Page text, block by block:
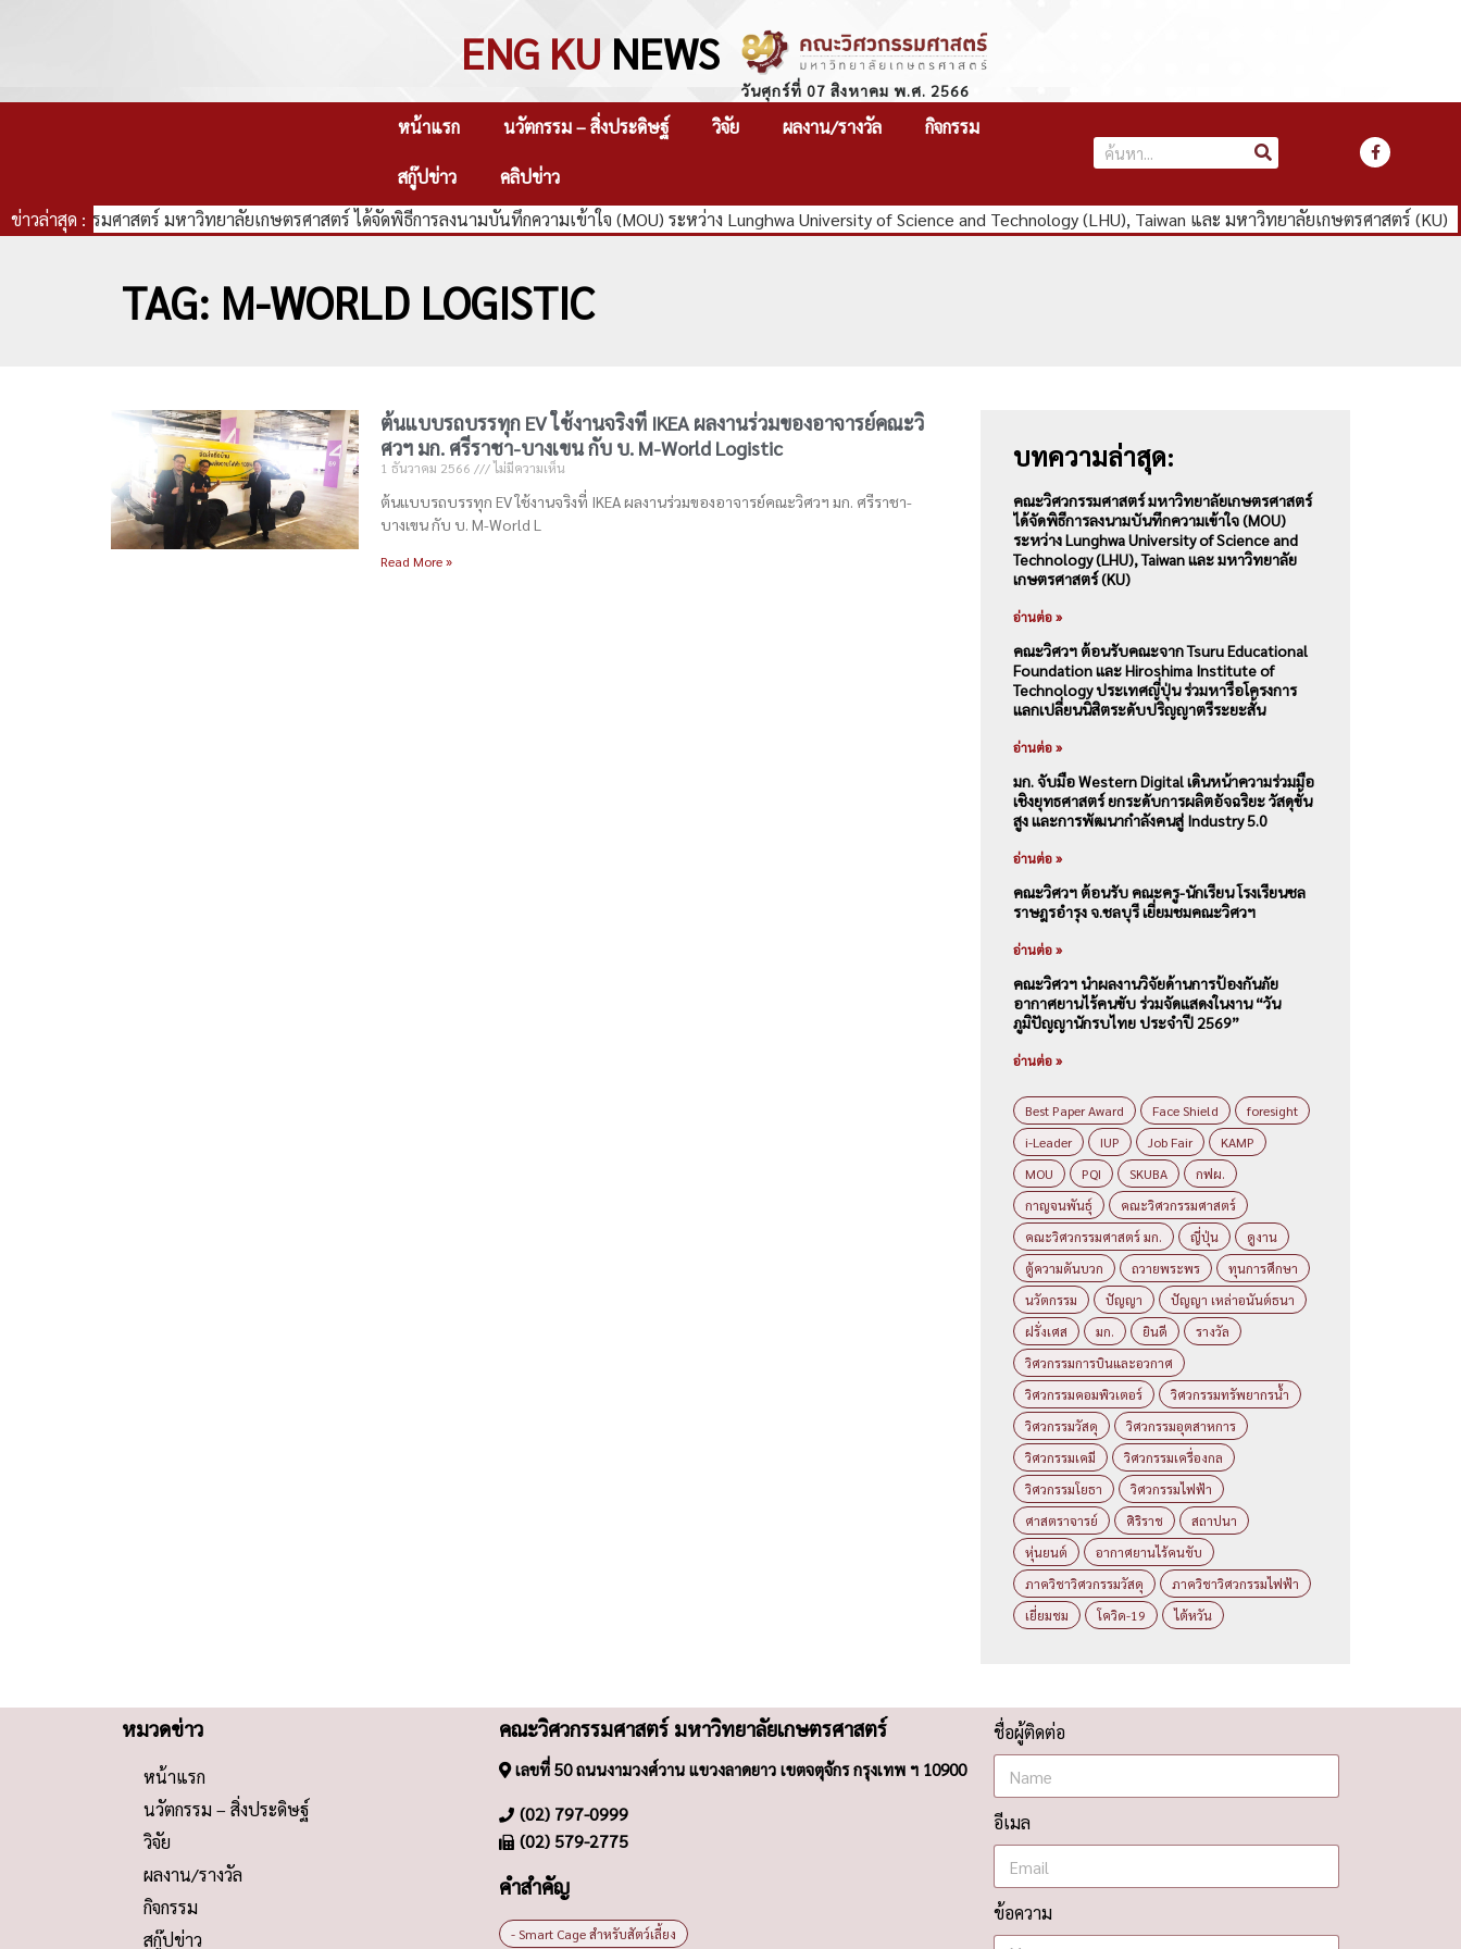
ENG KU NEWS
วันศุกร์ที่ 07 สิงหาคม พ.ศ. 2566
หน้าแรก นวัตกรรม – สิ่งประดิษฐ์ วิจัย ผลงาน/รางวัล กิจกรรม
สกู๊ปข่าว
คลิปข่าว
ข่าวล่าสุด :
คณะวิศวกรรมศาสตร์ มหาวิทยาลัยเกษตรศาสตร์ ได้จัดพิธีการลงนามบันทึกความเข้าใจ (MOU) ระหว่าง Lunghwa University of Science and Technology (LHU), Taiwan และ มหาวิทยาลัยเกษตรศาสตร์ (KU)
TAG: M-WORLD LOGISTIC
ต้นแบบรถบรรทุก EV ใช้งานจริงที่ IKEA ผลงานร่วมของอาจารย์คณะวิ
ศวฯ มก. ศรีราชา-บางเขน กับ บ. M-World Logistic
1 ธันวาคม 2566 ไม่มีความเห็น
ต้นแบบรถบรรทุก EV ใช้งานจริงที่ IKEA ผลงานร่วมของอาจารย์คณะวิศวฯ มก. ศรีราชา-
บางเขน กับ บ. M-World L
Read More »
บทความล่าสุด:
คณะวิศวกรรมศาสตร์ มหาวิทยาลัยเกษตรศาสตร์
ได้จัดพิธีการลงนามบันทึกความเข้าใจ (MOU)
ระหว่าง Lunghwa University of Science and
Technology (LHU), Taiwan และ มหาวิทยาลัย
เกษตรศาสตร์ (KU)
อ่านต่อ »
คณะวิศวฯ ต้อนรับคณะจาก Tsuru Educational
Foundation และ Hiroshima Institute of
Technology ประเทศญี่ปุ่น ร่วมหารือโครงการ
แลกเปลี่ยนนิสิตระดับปริญญาตรีระยะสั้น
อ่านต่อ »
มก. จับมือ Western Digital เดินหน้าความร่วมมือ
เชิงยุทธศาสตร์ ยกระดับการผลิตอัจฉริยะ วัสดุขั้น
สูง และการพัฒนากำลังคนสู่ Industry 5.0
อ่านต่อ »
คณะวิศวฯ ต้อนรับ คณะครู-นักเรียน โรงเรียนชล
ราษฎรอำรุง จ.ชลบุรี เยี่ยมชมคณะวิศวฯ
อ่านต่อ »
คณะวิศวฯ นำผลงานวิจัยด้านการป้องกันภัย
อากาศยานไร้คนขับ ร่วมจัดแสดงในงาน “วัน
ภูมิปัญญานักรบไทย ประจำปี 2569”
อ่านต่อ »
Best Paper Award Face Shield
foresight
i-Leader
IUP Job Fair
KAMP
MOU
PQI SKUBA
กฟผ.
กาญจนพันธุ์
คณะวิศวกรรมศาสตร์
คณะวิศวกรรมศาสตร์ มก.
ญี่ปุ่น
ดูงาน
ตู้ความดันบวก
ถวายพระพร
ทุนการศึกษา
นวัตกรรม
ปัญญา
ปัญญา เหล่าอนันต์ธนา
ฝรั่งเศส
มก. ยินดี
รางวัล
วิศวกรรมการบินและอวกาศ
วิศวกรรมคอมพิวเตอร์
วิศวกรรมทรัพยากรน้ำ
วิศวกรรมวัสดุ
วิศวกรรมอุตสาหการ
วิศวกรรมเคมี
วิศวกรรมเครื่องกล
วิศวกรรมโยธา
วิศวกรรมไฟฟ้า
ศาสตราจารย์
ศิริราช
สถาปนา
หุ่นยนต์
อากาศยานไร้คนขับ
ภาควิชาวิศวกรรมวัสดุ
ภาควิชาวิศวกรรมไฟฟ้า
เยี่ยมชม
โควิด-19 ไต้หวัน
หมวดข่าว
หน้าแรก
นวัตกรรม – สิ่งประดิษฐ์
วิจัย
ผลงาน/รางวัล
กิจกรรม
สกู๊ปข่าว
คณะวิศวกรรมศาสตร์ มหาวิทยาลัยเกษตรศาสตร์
เลขที่ 50 ถนนงามวงศ์วาน แขวงลาดยาว เขตจตุจักร กรุงเทพ ฯ 10900
(02) 797-0999
(02) 579-2775
คำสำคัญ
- Smart Cage สำหรับสัตว์เลี้ยง
ชื่อผู้ติดต่อ
อีเมล
ข้อความ